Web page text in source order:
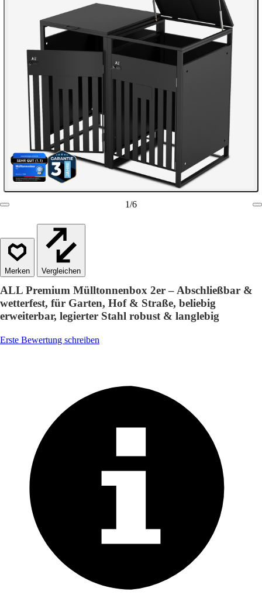
1/6
Vergleichen
ALL Premium Mülltonnenbox 2er – Abschließbar &
wetterfest, für Garten, Hof & Straße, beliebig
erweiterbar, legierter Stahl robust & langlebig
Erste Bewertung schreiben